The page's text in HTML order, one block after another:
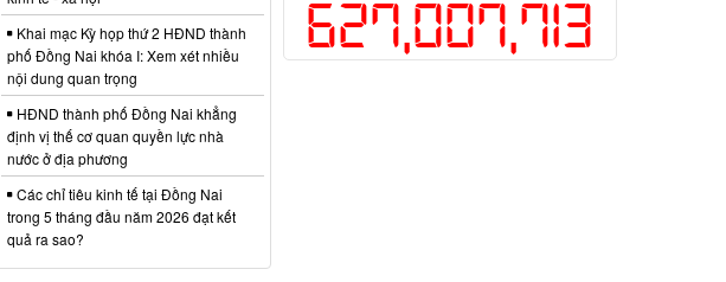
627,007,713
Khai mạc Kỳ họp thứ 2 HĐND thành
phố Đồng Nai khóa I: Xem xét nhiều
nội dung quan trọng
HĐND thành phố Đồng Nai khẳng
định vị thế cơ quan quyền lực nhà
nước ở địa phương
Các chỉ tiêu kinh tế tại Đồng Nai
trong 5 tháng đầu năm 2026 đạt kết
quả ra sao?